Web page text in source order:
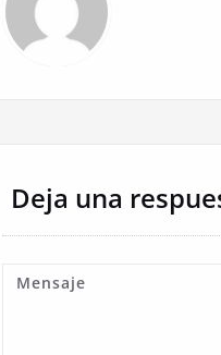
Deja una